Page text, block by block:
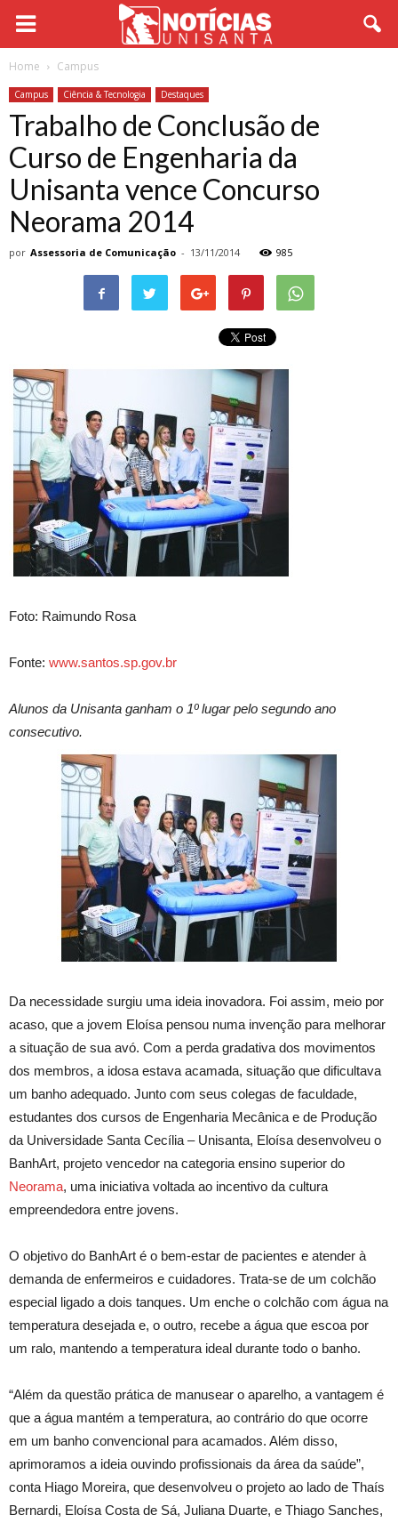
Home Campus
Campus Ciência & Tecnologia Destaques
Trabalho de Conclusão de
Curso de Engenharia da
Unisanta vence Concurso
Neorama 2014
por Assessoria de Comunicação - 13/11/2014 985
Foto: Raimundo Rosa
Fonte: www.santos.sp.gov.br
Alunos da Unisanta ganham o 1º lugar pelo segundo ano
consecutivo.
Da necessidade surgiu uma ideia inovadora. Foi assim, meio por
acaso, que a jovem Eloísa pensou numa invenção para melhorar
a situação de sua avó. Com a perda gradativa dos movimentos
dos membros, a idosa estava acamada, situação que dificultava
um banho adequado. Junto com seus colegas de faculdade,
estudantes dos cursos de Engenharia Mecânica e de Produção
da Universidade Santa Cecília – Unisanta, Eloísa desenvolveu o
BanhArt, projeto vencedor na categoria ensino superior do
Neorama, uma iniciativa voltada ao incentivo da cultura
empreendedora entre jovens.
O objetivo do BanhArt é o bem-estar de pacientes e atender à
demanda de enfermeiros e cuidadores. Trata-se de um colchão
especial ligado a dois tanques. Um enche o colchão com água na
temperatura desejada e, o outro, recebe a água que escoa por
um ralo, mantendo a temperatura ideal durante todo o banho.
“Além da questão prática de manusear o aparelho, a vantagem é
que a água mantém a temperatura, ao contrário do que ocorre
em um banho convencional para acamados. Além disso,
aprimoramos a ideia ouvindo profissionais da área da saúde”,
conta Hiago Moreira, que desenvolveu o projeto ao lado de Thaís
Bernardi, Eloísa Costa de Sá, Juliana Duarte, e Thiago Sanches,